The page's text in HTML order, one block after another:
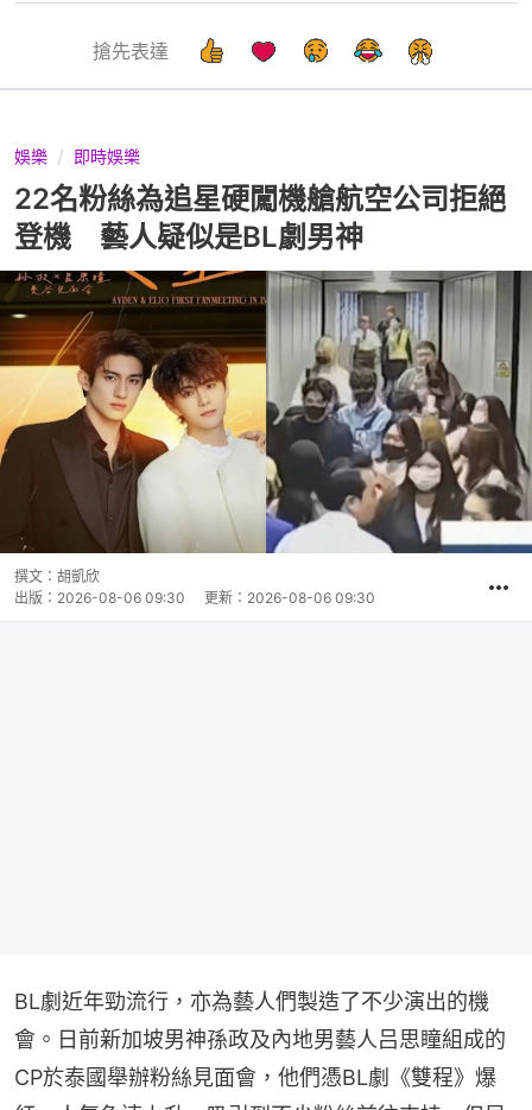
搶先表達
娛樂 即時娛樂
22名粉絲為追星硬闖機艙航空公司拒絕
登機 藝人疑似是BL劇男神
撰文： 胡凱欣
出版： 2026-08-06 09:30 更新： 2026-08-06 09:30
BL劇近年勁流行，亦為藝人們製造了不少演出的機
會。日前新加坡男神孫政及內地男藝人吕思瞳組成的
CP於泰國舉辦粉絲見面會，他們憑BL劇《雙程》爆